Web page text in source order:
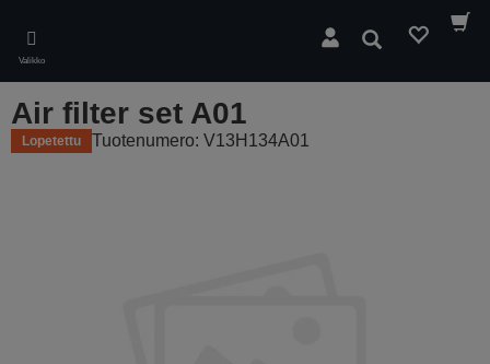
main
content
Valikko
Hae
Air filter set A01
Lopetettu Tuotenumero: V13H134A01